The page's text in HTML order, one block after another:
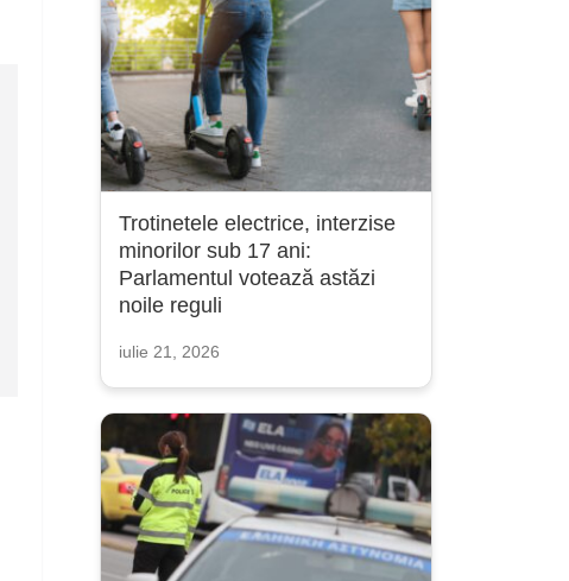
Trotinetele electrice, interzise
minorilor sub 17 ani:
Parlamentul votează astăzi
noile reguli
iulie 21, 2026